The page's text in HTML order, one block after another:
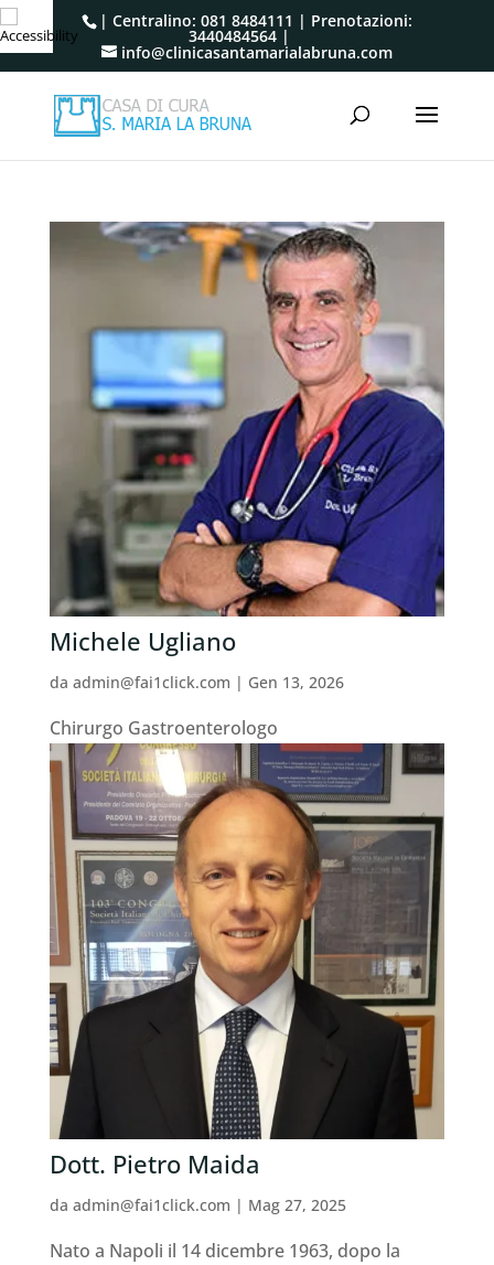
| Centralino: 081 8484111 | Prenotazioni:
3440484564 |
info@clinicasantamarialabruna.com
Michele Ugliano
da admin@fai1click.com | Gen 13, 2026
Chirurgo Gastroenterologo
Dott. Pietro Maida ⁠
da admin@fai1click.com | Mag 27, 2025
Nato a Napoli il 14 dicembre 1963, dopo la